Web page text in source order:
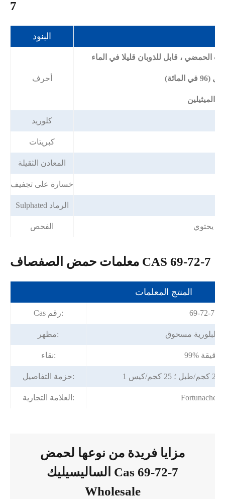
7
البنود
أحرف
كلوريد
كبريتات
المعادن الثقيلة
خسارة على تجفيف
Sulphated الرماد
الفحص
معلمات حمض الصفصاف CAS 69-72-7
المنتج المعلمات
Cas رقم: 69-72-7
مظهر: البلورية مسحوق
نقاء: 99% دقيقة
حزمة التفاصيل:
العلامة التجارية: Fortunachem
مزايا فريدة من نوعها لحمض
الساليسيليك Cas 69-72-7
Wholesale